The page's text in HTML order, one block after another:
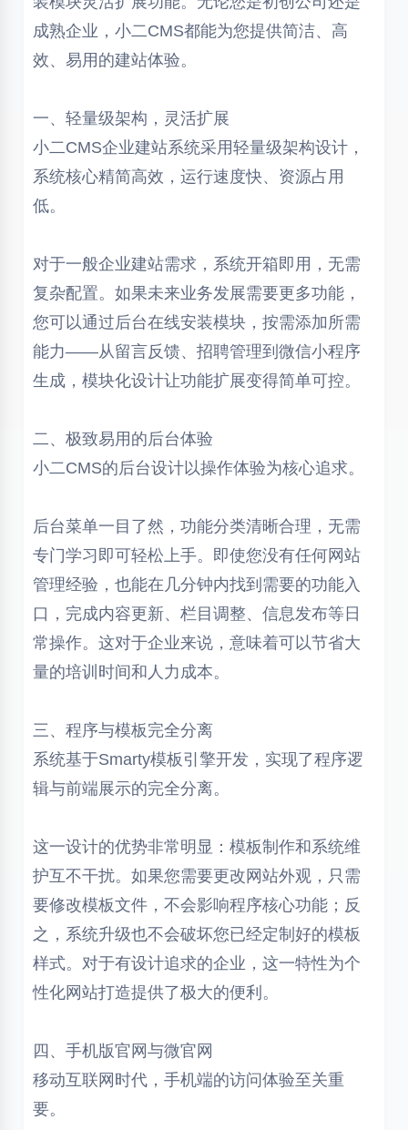
成熟企业，小二CMS都能为您提供简洁、高
效、易用的建站体验。
一、轻量级架构，灵活扩展
小二CMS企业建站系统采用轻量级架构设计，
系统核心精简高效，运行速度快、资源占用
低。
对于一般企业建站需求，系统开箱即用，无需
复杂配置。如果未来业务发展需要更多功能，
您可以通过后台在线安装模块，按需添加所需
能力——从留言反馈、招聘管理到微信小程序
生成，模块化设计让功能扩展变得简单可控。
二、极致易用的后台体验
小二CMS的后台设计以操作体验为核心追求。
后台菜单一目了然，功能分类清晰合理，无需
专门学习即可轻松上手。即使您没有任何网站
管理经验，也能在几分钟内找到需要的功能入
口，完成内容更新、栏目调整、信息发布等日
常操作。这对于企业来说，意味着可以节省大
量的培训时间和人力成本。
三、程序与模板完全分离
系统基于Smarty模板引擎开发，实现了程序逻
辑与前端展示的完全分离。
这一设计的优势非常明显：模板制作和系统维
护互不干扰。如果您需要更改网站外观，只需
要修改模板文件，不会影响程序核心功能；反
之，系统升级也不会破坏您已经定制好的模板
样式。对于有设计追求的企业，这一特性为个
性化网站打造提供了极大的便利。
四、手机版官网与微官网
移动互联网时代，手机端的访问体验至关重
要。